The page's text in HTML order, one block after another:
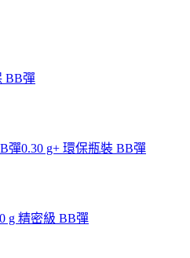
BB彈
彈0.30 g+ 環保瓶裝 BB彈
g 精密級 BB彈